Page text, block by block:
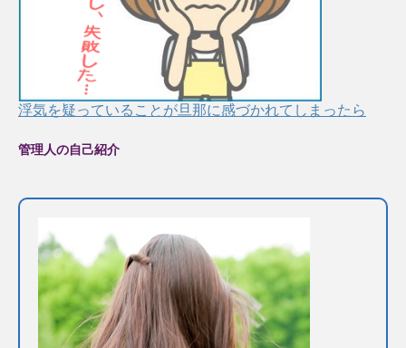
浮気を疑っていることが旦那に感づかれてしまったら
管理人の自己紹介